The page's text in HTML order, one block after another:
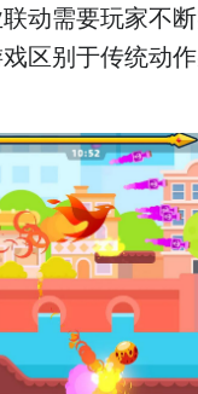
动需要玩家不
区别于传统动